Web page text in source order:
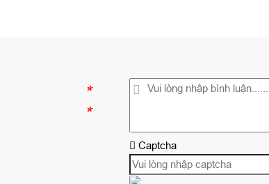
*
*
Captcha